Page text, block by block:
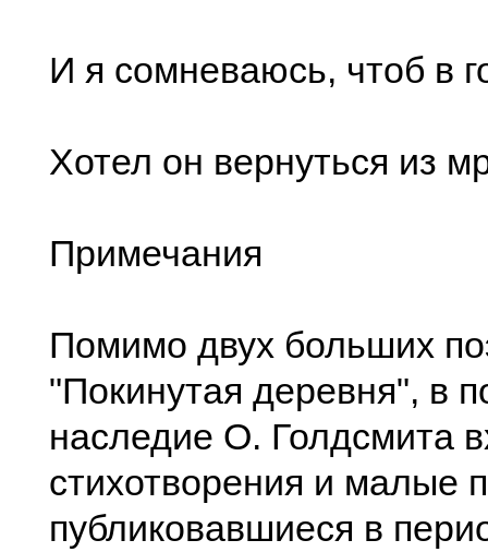
И я сомневаюсь, чтоб в
Хотел он вернуться из
Примечания
Помимо двух больших
"Покинутая деревня", в
наследие О. Голдсмита
стихотворения и малые
публиковавшиеся в